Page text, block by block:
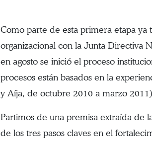
Como parte de esta primera etapa
organizacional con la Junta Directiva
en agosto se inició el proceso
procesos están basados en la
y Aíja, de octubre 2010 a marzo
Partimos de una premisa extraída de
de los tres pasos claves en el